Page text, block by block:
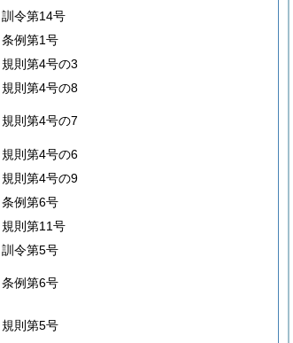
訓令第14号
条例第1号
規則第4号の3
規則第4号の8
規則第4号の7
規則第4号の6
規則第4号の9
条例第6号
規則第11号
訓令第5号
条例第6号
規則第5号